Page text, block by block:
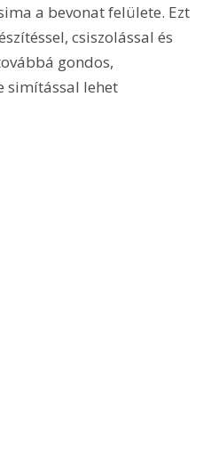
a bevonat felülete. Ezt
csiszolással és
gondos,
simítással lehet